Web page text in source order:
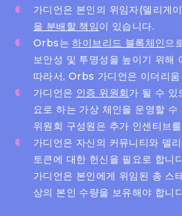
가디언은 본인의 위임자(델리게
을 분배할 책임이 있습니다.
Orbs는하이브리드 블록체인으
보안성 및 투명성을 높이기 위해
따라서, Orbs 가디언은 이더리
가디언은 인증 위원회가 될 수 있
요로 하는 가상 체인을 운영할 수
위원회 구성원은 추가 인센티브
가디언은 자신의 커뮤니티와 델
토큰에 대한 헌신을 필요로 합니
가디언은 본인에게 위임된 총 스
상의 본인 수량을 보유해야 합니